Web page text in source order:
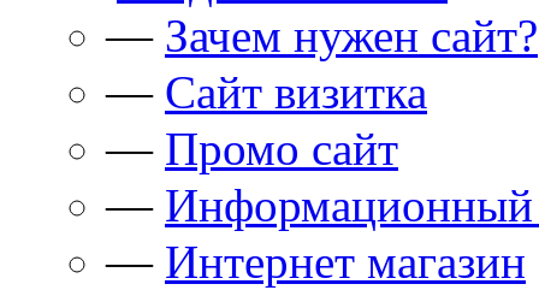
— Зачем нужен сайт?
— Сайт визитка
— Промо сайт
— Информационный
— Интернет магазин